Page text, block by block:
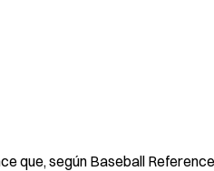
que, según Baseball